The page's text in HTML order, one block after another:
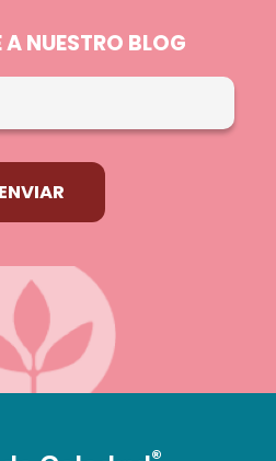
A NUESTRO BLOG
ENVIAR